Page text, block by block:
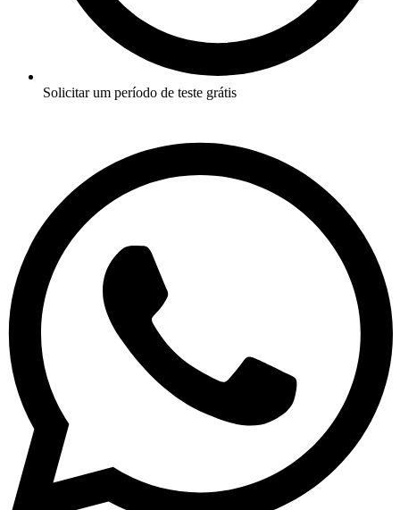
Solicitar um período de teste grátis